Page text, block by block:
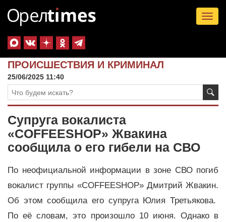
ПРОИСШЕСТВИЯ И КРИМИНАЛ
25/06/2025 11:40
Супруга вокалиста
«COFFEESHOP» Жвакина
сообщила о его гибели на СВО
По неофициальной информации в зоне СВО погиб
вокалист группы «COFFEESHOP» Дмитрий Жвакин.
Об этом сообщила его супруга Юлия Третьякова.
По её словам, это произошло 10 июня. Однако в